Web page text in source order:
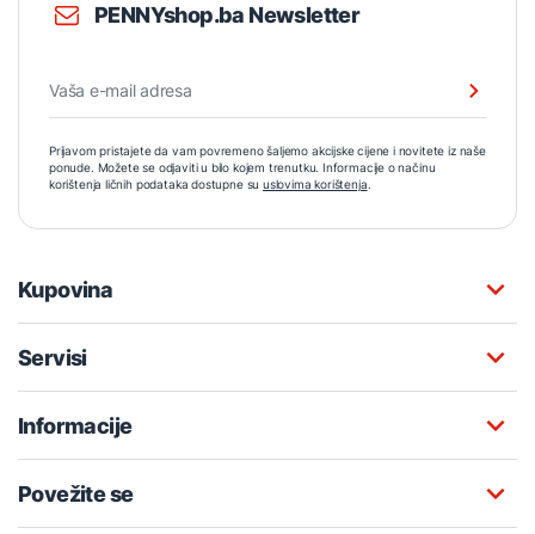
PENNYshop.ba Newsletter
Prijavom pristajete da vam povremeno šaljemo akcijske cijene i novitete iz naše
ponude. Možete se odjaviti u bilo kojem trenutku. Informacije o načinu
korištenja ličnih podataka dostupne su uslovima korištenja.
Kupovina
Servisi
Informacije
Povežite se